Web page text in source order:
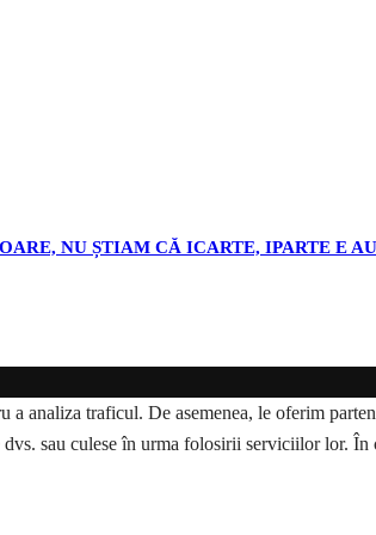
NU ȘTIAM CĂ ICARTE, IPARTE E
analiza traficul. De asemenea, le oferim
sau culese în urma folosirii serviciilor lor. În